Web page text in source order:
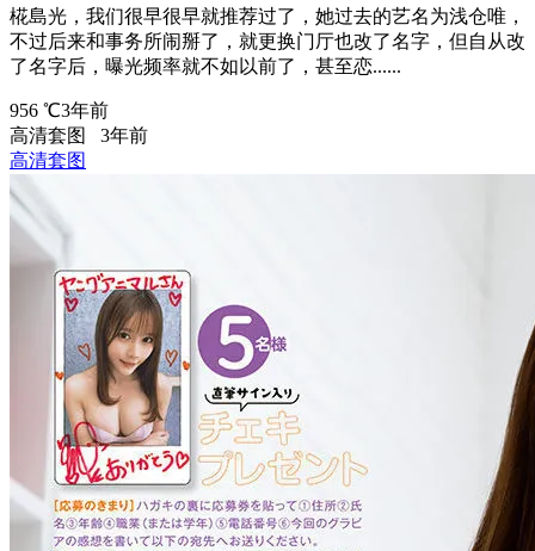
椛島光，我们很早很早就推荐过了，她过去的艺名为浅仓唯，
不过后来和事务所闹掰了，就更换门厅也改了名字，但自从改
了名字后，曝光频率就不如以前了，甚至恋......
956 ℃3年前
高清套图
3年前
高清套图